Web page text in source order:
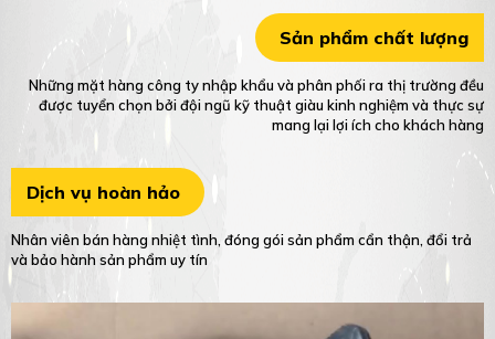
Sản phẩm chất lượng
Những mặt hàng công ty nhập khẩu và phân phối ra thị trường đều
được tuyển chọn bởi đội ngũ kỹ thuật giàu kinh nghiệm và thực sự
mang lại lợi ích cho khách hàng
Dịch vụ hoàn hảo
Nhân viên bán hàng nhiệt tình, đóng gói sản phẩm cẩn thận, đổi trả
và bảo hành sản phẩm uy tín